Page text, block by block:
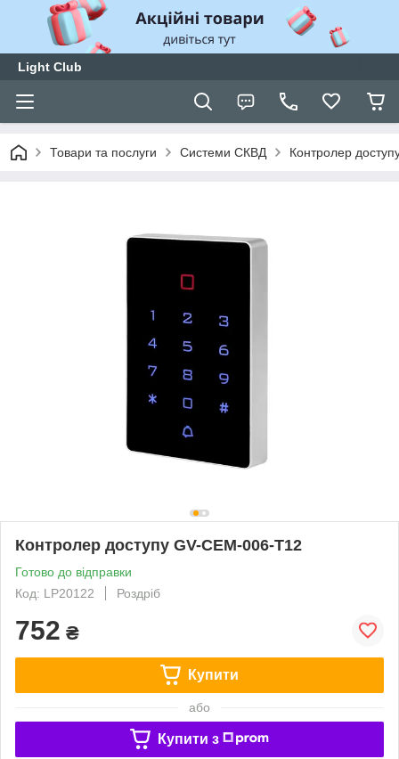
Light Club
Товари та послуги Системи СКВД Контролер
Контролер доступу GV-CEM-006-T12
Готово до відправки
Код: LP20122
Роздріб
752 ₴
Купити
або
Купити з